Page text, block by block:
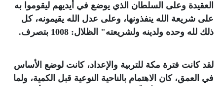
العقيدة وعلى السلطان الذي يوضع في أيديهم ليقوموا به
على شريعة الله ينفذونها، وعلى عدل الله يقيمونه، كل
ذلك لله وحده ولدينه ولشريعته" الظلال: 1008 بتصرف.
لقد كانت فترة مكة للتربية والإعداد، كانت لوضع الأساس
في العمق، كان الاهتمام بالناحية النوعية قبل الكمية، ولما